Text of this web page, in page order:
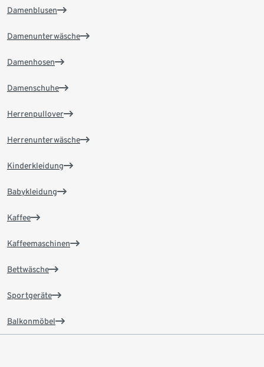
Damenblusen
Damenunterwäsche
Damenhosen
Damenschuhe
Herrenpullover
Herrenunterwäsche
Kinderkleidung
Babykleidung
Kaffee
Kaffeemaschinen
Bettwäsche
Sportgeräte
Balkonmöbel